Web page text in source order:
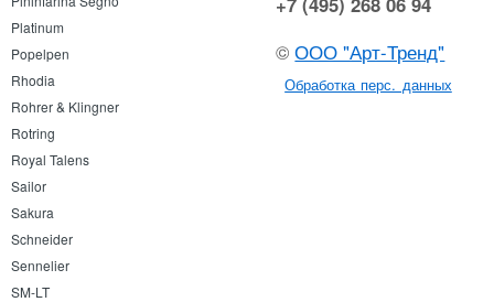
Platinum
Popelpen
Rhodia
Rohrer & Klingner
Rotring
Royal Talens
Sailor
Sakura
Schneider
Sennelier
SM-LT
©ООО "Арт-Тренд"
Обработка перс. данных